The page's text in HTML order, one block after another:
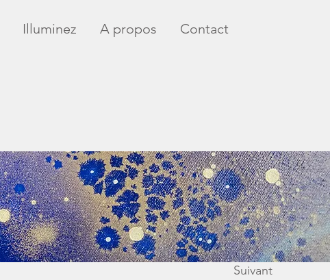
Illuminez A propos Contact
Suivant